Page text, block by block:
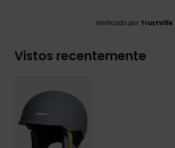
Verificado por TrustVille
Vistos recentemente